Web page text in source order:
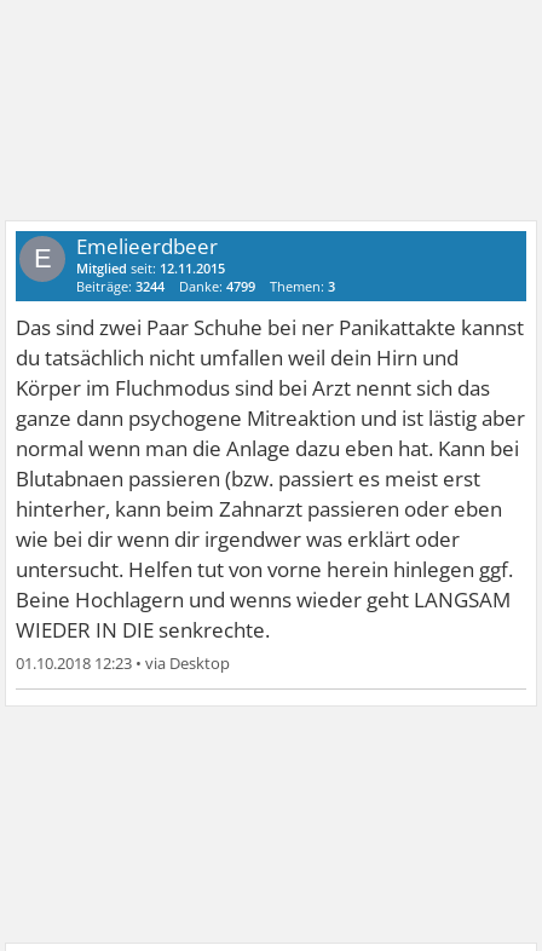
E Emelieerdbeer
Mitglied seit: 12.11.2015
Beiträge:3244 Danke:4799 Themen:3
Das sind zwei Paar Schuhe bei ner Panikattakte kannst
du tatsächlich nicht umfallen weil dein Hirn und
Körper im Fluchmodus sind bei Arzt nennt sich das
ganze dann psychogene Mitreaktion und ist lästig aber
normal wenn man die Anlage dazu eben hat. Kann bei
Blutabnaen passieren (bzw. passiert es meist erst
hinterher, kann beim Zahnarzt passieren oder eben
wie bei dir wenn dir irgendwer was erklärt oder
untersucht. Helfen tut von vorne herein hinlegen ggf.
Beine Hochlagern und wenns wieder geht LANGSAM
WIEDER IN DIE senkrechte.
01.10.2018 12:23 •